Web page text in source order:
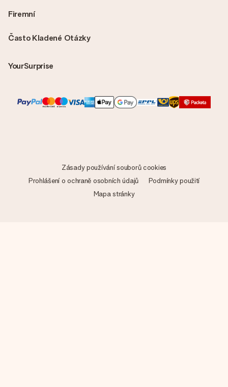
Často Kladené Otázky
YourSurprise
Firemní
Zásady používání souborů cookies
Prohlášení o ochraně osobních údajů
Podmínky použití
Mapa stránky